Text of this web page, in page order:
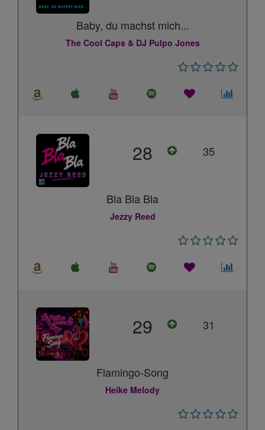
Baby, du machst mich...
The Cool Caps & DJ Pulpo Jones
28 35
Bla Bla Bla
Jezzy Reed
29 31
Flamingo-Song
Heike Melody